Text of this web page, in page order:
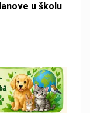
u školu